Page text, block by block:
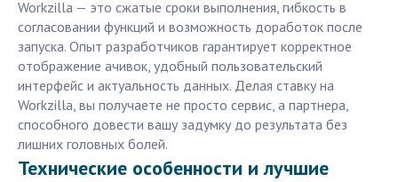
Workzilla — это сжатые сроки выполнения, гибкость в
согласовании функций и возможность доработок после
запуска. Опыт разработчиков гарантирует корректное
отображение ачивок, удобный пользовательский
интерфейс и актуальность данных. Делая ставку на
Workzilla, вы получаете не просто сервис, а партнера,
способного довести вашу задумку до результата без
лишних головных болей.
Технические особенности и лучшие